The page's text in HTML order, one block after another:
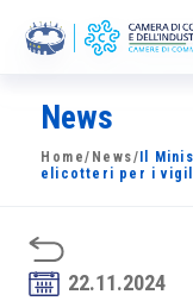
La Camera
News
Sviluppo
News
Home/ News/ Il
elicotteri per i
22.11.2024